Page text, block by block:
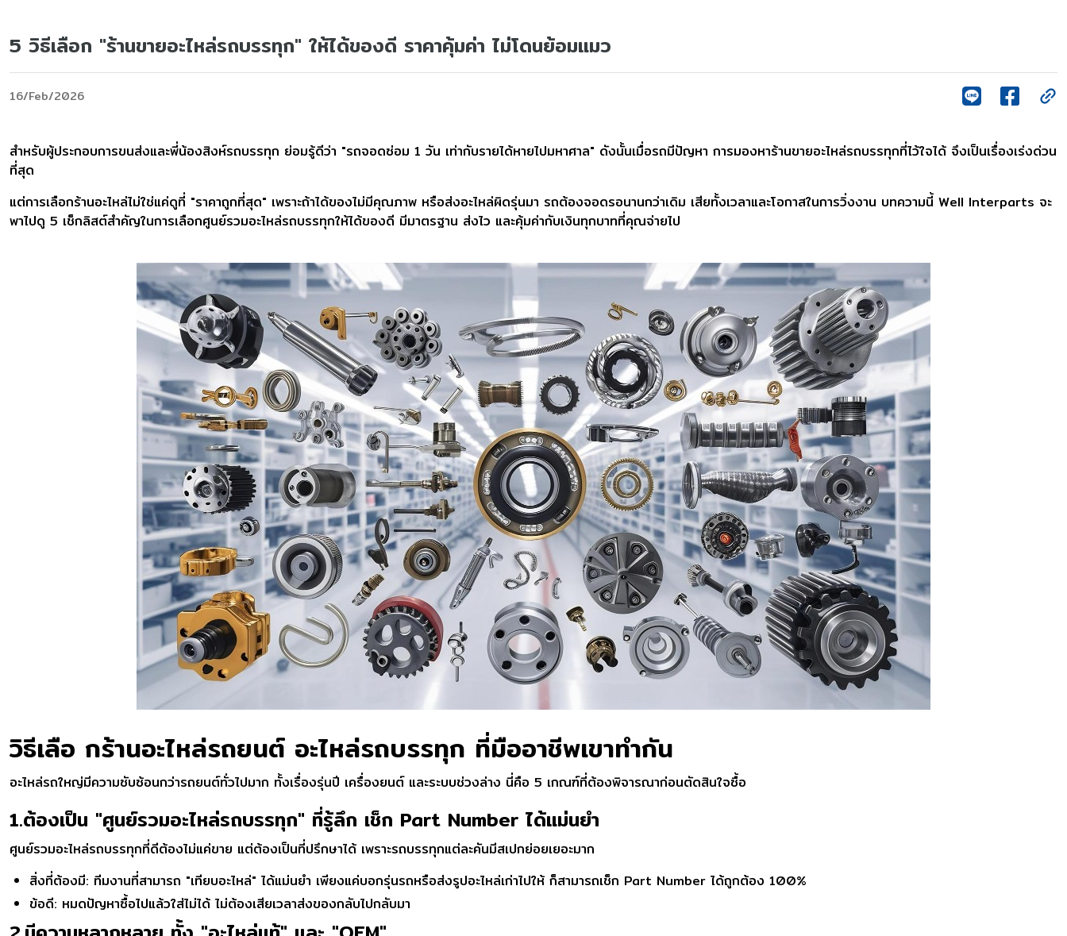
5 วิธีเลือก "ร้านขายอะไหล่รถบรรทุก" ให้ได้ของดี ราคาคุ้มค่า ไม่โดนย้อมแมว
16/Feb/2026
สำหรับผู้ประกอบการขนส่งและพี่น้องสิงห์รถบรรทุก ย่อมรู้ดีว่า "รถจอดซ่อม 1 วัน เท่ากับรายได้หายไปมหาศาล" ดังนั้นเมื่อรถมีปัญหา การมองหาร้านขายอะไหล่รถบรรทุกที่ไว้ใจได้ จึงเป็นเรื่องเร่งด่วน
ที่สุด
แต่การเลือกร้านอะไหล่ไม่ใช่แค่ดูที่ "ราคาถูกที่สุด" เพราะถ้าได้ของไม่มีคุณภาพ หรือส่งอะไหล่ผิดรุ่นมา รถต้องจอดรอนานกว่าเดิม เสียทั้งเวลาและโอกาสในการวิ่งงาน บทความนี้ Well Interparts จะ
พาไปดู 5 เช็กลิสต์สำคัญในการเลือกศูนย์รวมอะไหล่รถบรรทุกให้ได้ของดี มีมาตรฐาน ส่งไว และคุ้มค่ากับเงินทุกบาทที่คุณจ่ายไป
วิธีเลือ กร้านอะไหล่รถยนต์ อะไหล่รถบรรทุก ที่มืออาชีพเขาทำกัน
อะไหล่รถใหญ่มีความซับซ้อนกว่ารถยนต์ทั่วไปมาก ทั้งเรื่องรุ่นปี เครื่องยนต์ และระบบช่วงล่าง นี่คือ 5 เกณฑ์ที่ต้องพิจารณาก่อนตัดสินใจซื้อ
1.ต้องเป็น "ศูนย์รวมอะไหล่รถบรรทุก" ที่รู้ลึก เช็ก Part Number ได้แม่นยำ
ศูนย์รวมอะไหล่รถบรรทุกที่ดีต้องไม่แค่ขาย แต่ต้องเป็นที่ปรึกษาได้ เพราะรถบรรทุกแต่ละคันมีสเปกย่อยเยอะมาก
สิ่งที่ต้องมี: ทีมงานที่สามารถ "เทียบอะไหล่" ได้แม่นยำ เพียงแค่บอกรุ่นรถหรือส่งรูปอะไหล่เก่าไปให้ ก็สามารถเช็ก Part Number ได้ถูกต้อง 100%
ข้อดี: หมดปัญหาซื้อไปแล้วใส่ไม่ได้ ไม่ต้องเสียเวลาส่งของกลับไปกลับมา